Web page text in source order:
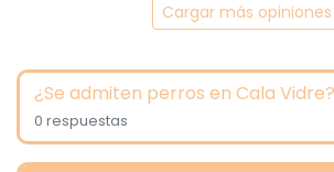
Cargar más opiniones
¿Se admiten perros en Cala Vidre?
0 respuestas